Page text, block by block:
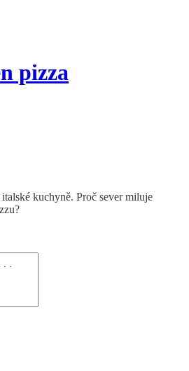
pizza
kuchyně. Proč sever miluje